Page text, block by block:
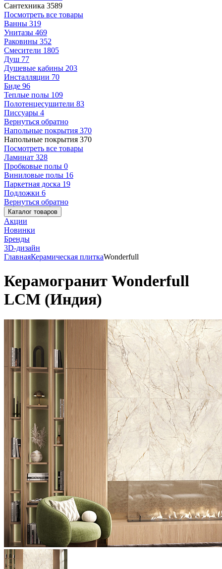
Сантехника 3589
Посмотреть все товары
Ванны 319
Унитазы 469
Раковины 352
Смесители 1805
Душ 77
Душевые кабины 203
Инсталляции 70
Биде 96
Теплые полы 109
Полотенцесушители 83
Писсуары 4
Вернуться обратно
Напольные покрытия 370
Напольные покрытия 370
Посмотреть все товары
Ламинат 328
Пробковые полы 0
Виниловые полы 16
Паркетная доска 19
Подложки 6
Вернуться обратно
Каталог товаров
Акции
Новинки
Бренды
3D-дизайн
ГлавнаяКерамическая плиткаWonderfull
Керамогранит Wonderfull
LCM (Индия)